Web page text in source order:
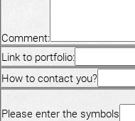
Comment:
Link to portfolio:
How to contact you?
Please enter the symbols